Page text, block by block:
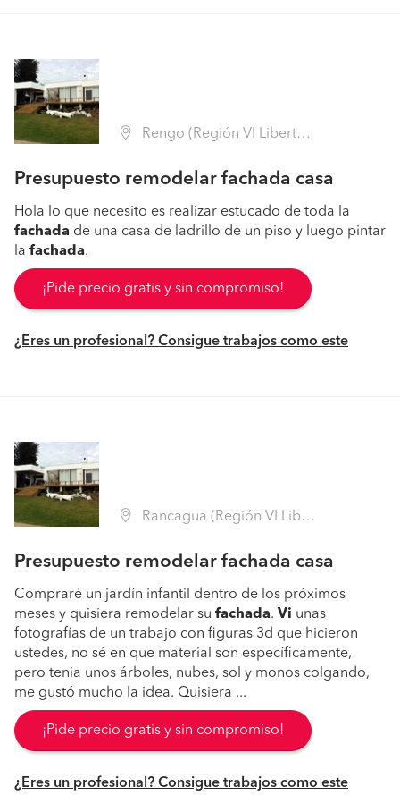
Rengo (Región VI Libertador B. O'Higgins - Cachapoal)
Presupuesto remodelar fachada casa
Hola lo que necesito es realizar estucado de toda la
fachada de una casa de ladrillo de un piso y luego pintar
la fachada.
¡Pide precio gratis y sin compromiso!
¿Eres un profesional? Consigue trabajos como este
Rancagua (Región VI Libertador B. O'Higgins - Cachapoal)
Presupuesto remodelar fachada casa
Compraré un jardín infantil dentro de los próximos
meses y quisiera remodelar su fachada. Vi unas
fotografías de un trabajo con figuras 3d que hicieron
ustedes, no sé en que material son específicamente,
pero tenia unos árboles, nubes, sol y monos colgando,
me gustó mucho la idea. Quisiera ...
¡Pide precio gratis y sin compromiso!
¿Eres un profesional? Consigue trabajos como este